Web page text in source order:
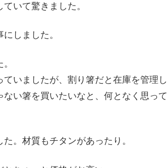
いて驚きました。
しました。
いましたが、割り箸だと在庫を管理し
い箸を買いたいなと、何となく思って
。材質もチタンがあったり。